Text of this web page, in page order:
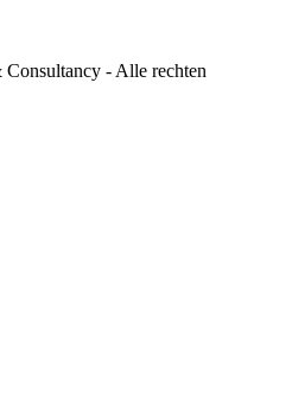
- Alle rechten